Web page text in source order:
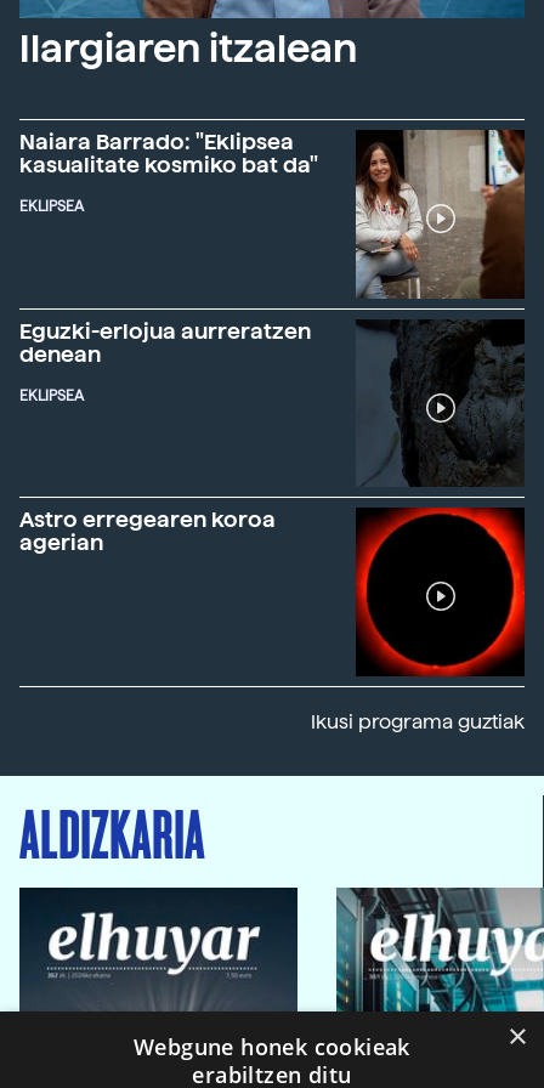
Ilargiaren itzalean
Naiara Barrado: "Eklipsea
kasualitate kosmiko bat da"
EKLIPSEA
Eguzki-erlojua aurreratzen
denean
EKLIPSEA
Astro erregearen koroa
agerian
Ikusi programa guztiak
ALDIZKARIA
×
Webgune honek cookieak
erabiltzen ditu